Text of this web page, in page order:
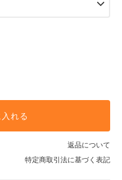
れる
返品について
特定商取引法に基づく表記